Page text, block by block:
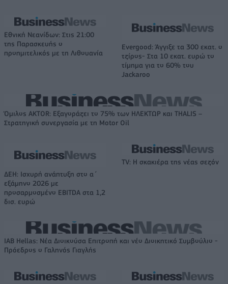
Εθνική Νεανίδων: Στις 21:00
της Παρασκευής ο
προημιτελικός με τη Λιθουανία
Evergood: Άγγιξε τα 300 εκατ. ο
τζίρος- Στα 10 εκατ. ευρώ το
τίμημα για το 60% του
Jackaroo
Όμιλος AKTOR: Εξαγοράζει το 75% των ΗΛΕΚΤΩΡ και THALIS –
Στρατηγική συνεργασία με τη Motor Oil
ΔΕΗ: Ισχυρή ανάπτυξη στο α΄
εξάμηνο 2026 με
προσαρμοσμένο EBITDA στα 1,2
δισ. ευρώ
TV: Η σκακιέρα της νέας σεζόν
IAB Hellas: Νέα Διοικούσα Επιτροπή και νέο Διοικητικό Συμβούλιο -
Πρόεδρος ο Γαληνός Γιαγλής